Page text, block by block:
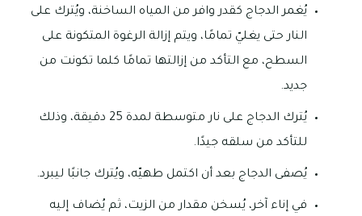
يُغمر الدجاج كقدر وافر من المياه الساخنة، ويُترك على
النار حتى يغليّ تمامًا، ويتم إزالة الرغوة المتكونة على
السطح، مع التأكد من إزالتها تمامًا كلما تكونت من
جديد.
يُترك الدجاج على نار متوسطة لمدة 25 دقيقة، وذلك
للتأكد من سلقه جيدًا.
يُصفى الدجاج بعد أن اكتمل طهيّه، ويُترك جانبًا ليبرد.
في إناء آخر، يُسخن مقدار من الزيت، ثم يُضاف إليه